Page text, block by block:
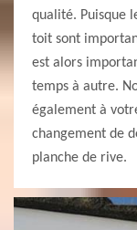
qualité. Puisque
toit sont
est alors
temps à autre.
également à
changement de
planche de rive.